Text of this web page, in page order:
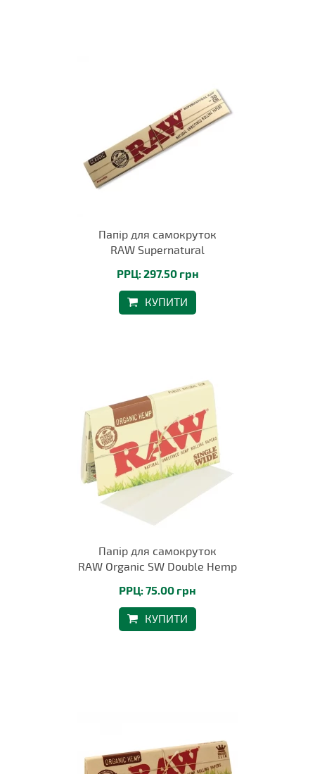
Папір для самокруток
RAW Supernatural
РРЦ: 297.50 грн
КУПИТИ
Папір для самокруток
RAW Organic SW Double Hemp
РРЦ: 75.00 грн
КУПИТИ